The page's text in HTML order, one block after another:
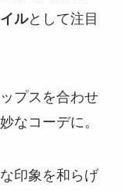
ルとして注目
プスを合わせ
なコーデに。
印象を和らげ